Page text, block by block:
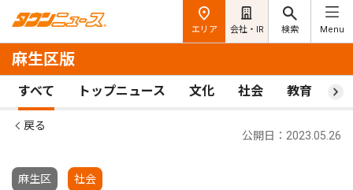
エリア 会社・IR 検索 Menu
麻生区版
すべて トップニュース 文化 社会 教育 ス
戻る
麻生区 社会
公開日：2023.05.26